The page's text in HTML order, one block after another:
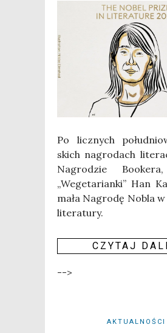
Po licz­nych
skich nagro­dach
Nagro­dzie
„Wege­ta­rian­ki” Han
ma­ła Nagro­dę Nobla
literatury.
CZY­TAJ
-->
AKTUALNOŚCI